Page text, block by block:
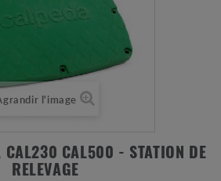
l'image
CAL230 CAL500 - STATION DE
RELEVAGE